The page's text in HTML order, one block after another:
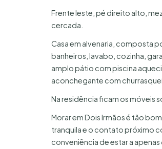
Frente leste, pé direito alto,
cercada.
Casa em alvenaria, composta
banheiros, lavabo, cozinha,
amplo pátio com piscina
aconchegante com
Na residência ficam os móveis
Morar em Dois Irmãos é tão
tranquila e o contato próximo
conveniência de estar a